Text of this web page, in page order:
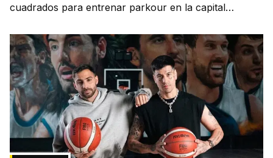
cuadrados para entrenar parkour en la capital